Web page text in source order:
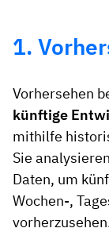
1.
Vorhersehen
künftige
mithilfe
Sie
Daten, um
Wochen-,